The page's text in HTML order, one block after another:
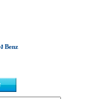
Benz